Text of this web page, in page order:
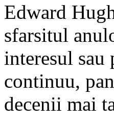
Edward
sfarsitul
interesul sau
continuu,
decenii mai